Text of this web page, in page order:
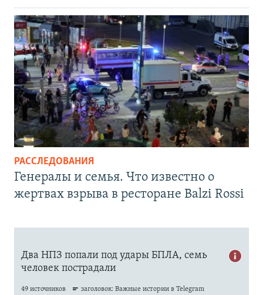
РАССЛЕДОВАНИЯ
Генералы и семья. Что известно о
жертвах взрыва в ресторане Balzi Rossi